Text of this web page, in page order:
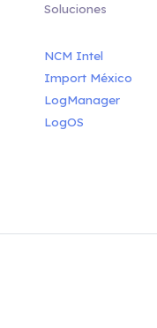
Soluciones
NCM Intel
Import México
LogManager
LogOS